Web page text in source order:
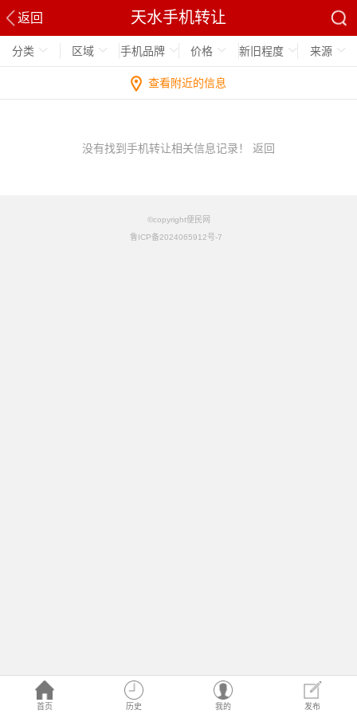
返回 天水手机转让
首页 历史 我的 发布
分类 区域 手机品牌 价格 新旧程度 来源
查看附近的信息
没有找到手机转让相关信息记录！ 返回
©copyright便民网
鲁ICP备2024065912号-7